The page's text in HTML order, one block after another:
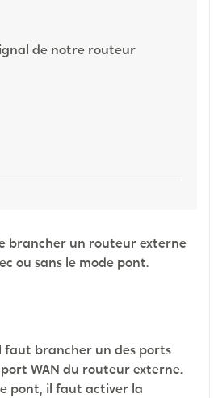
de notre routeur
brancher un routeur externe
ou sans le mode pont.
faut brancher un des ports
WAN du routeur externe.
pont, il faut activer la